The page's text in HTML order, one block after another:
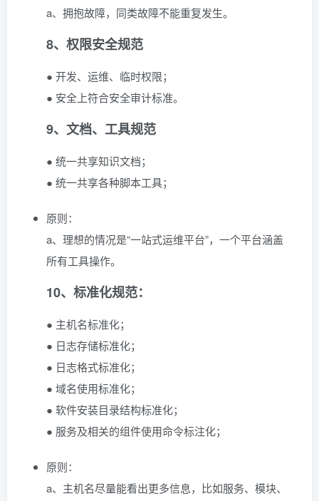
a、拥抱故障，同类故障不能重复发生。
8、权限安全规范
● 开发、运维、临时权限；
● 安全上符合安全审计标准。
9、文档、工具规范
● 统一共享知识文档；
● 统一共享各种脚本工具；
原则：
a、理想的情况是“一站式运维平台”，一个平台涵盖
所有工具操作。
10、标准化规范：
● 主机名标准化；
● 日志存储标准化；
● 日志格式标准化；
● 域名使用标准化；
● 软件安装目录结构标准化；
● 服务及相关的组件使用命令标注化；
原则：
a、主机名尽量能看出更多信息，比如服务、模块、